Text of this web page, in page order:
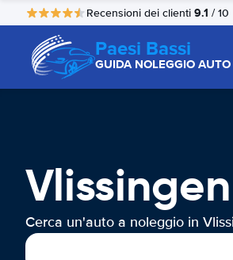
Recensioni dei clienti 9.1 / 10
Paesi Bassi
GUIDA NOLEGGIO AUTO
Cerca un'auto a noleggio in